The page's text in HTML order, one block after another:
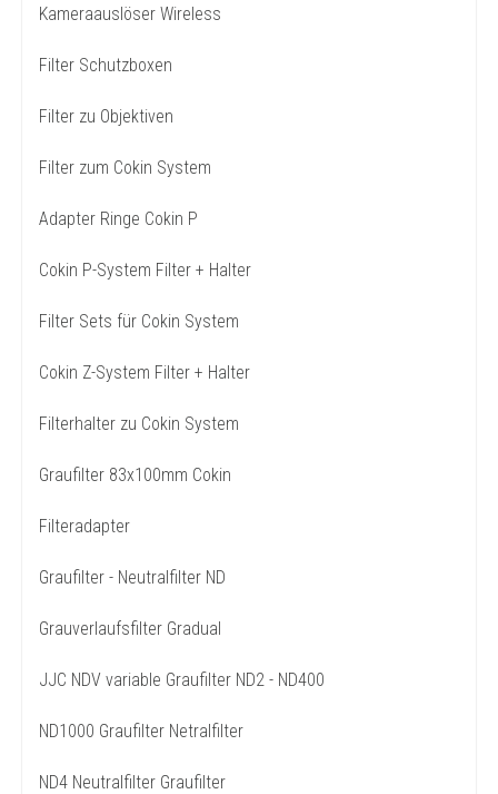
Kameraauslöser Wireless
Filter Schutzboxen
Filter zu Objektiven
Filter zum Cokin System
Adapter Ringe Cokin P
Cokin P-System Filter + Halter
Filter Sets für Cokin System
Cokin Z-System Filter + Halter
Filterhalter zu Cokin System
Graufilter 83x100mm Cokin
Filteradapter
Graufilter - Neutralfilter ND
Grauverlaufsfilter Gradual
JJC NDV variable Graufilter ND2 - ND400
ND1000 Graufilter Netralfilter
ND4 Neutralfilter Graufilter